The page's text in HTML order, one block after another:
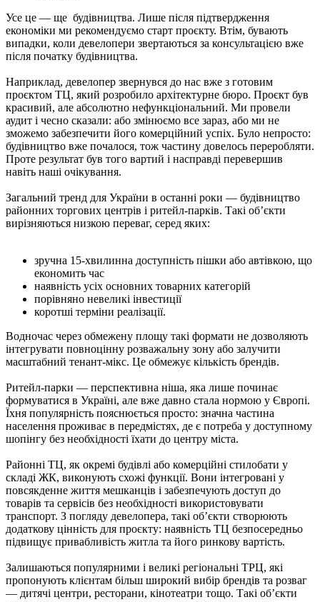
Усе це — ще будівництва. Лише після підтвердження
економіки ми рекомендуємо старт проєкту. Втім, бувають
випадки, коли девелопери звертаються за консультацією вже
після початку будівництва.
Наприклад, девелопер звернувся до нас вже з готовим
проєктом ТЦ, який розробило архітектурне бюро. Проєкт був
красивий, але абсолютно нефункціональний. Ми провели
аудит і чесно сказали: або змінюємо все зараз, або ми не
зможемо забезпечити його комерційний успіх. Було непросто:
будівництво вже почалося, тож частину довелось переробляти.
Проте результат був того вартий і насправді перевершив
навіть наші очікування.
Загальний тренд для України в останні роки — будівництво
районних торгових центрів і ритейл-парків. Такі об’єкти
вирізняються низкою переваг, серед яких:
зручна 15-хвилинна доступність пішки або автівкою, що
економить час
наявність усіх основних товарних категорій
порівняно невеликі інвестиції
коротші терміни реалізації.
Водночас через обмежену площу такі формати не дозволяють
інтегрувати повноцінну розважальну зону або залучити
масштабний тенант-мікс. Це обмежує кількість брендів.
Ритейл-парки — перспективна ніша, яка лише починає
формуватися в Україні, але вже давно стала нормою у Європі.
Їхня популярність пояснюється просто: значна частина
населення проживає в передмістях, де є потреба у доступному
шопінгу без необхідності їхати до центру міста.
Районні ТЦ, як окремі будівлі або комерційні стилобати у
складі ЖК, виконують схожі функції. Вони інтегровані у
повсякденне життя мешканців і забезпечують доступ до
товарів та сервісів без необхідності використовувати
транспорт. З погляду девелопера, такі об’єкти створюють
додаткову цінність для проєкту: наявність ТЦ безпосередньо
підвищує привабливість житла та його ринкову вартість.
Залишаються популярними і великі регіональні ТРЦ, які
пропонують клієнтам більш широкий вибір брендів та розваг
— дитячі центри, ресторани, кінотеатри тощо. Такі об’єкти